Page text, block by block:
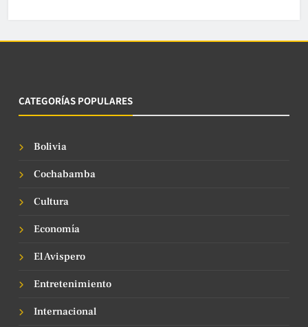
CATEGORÍAS POPULARES
Bolivia
Cochabamba
Cultura
Economía
El Avispero
Entretenimiento
Internacional